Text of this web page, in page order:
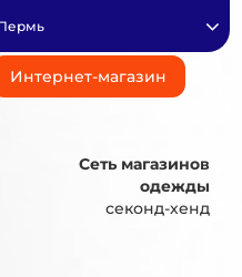
Интернет-магазин
Сеть магазинов
одежды
секонд-хенд